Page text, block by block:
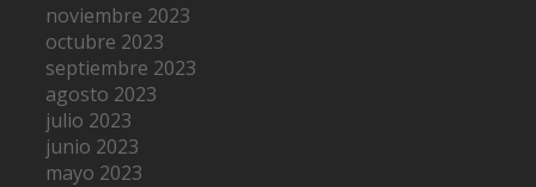
noviembre 2023
octubre 2023
septiembre 2023
agosto 2023
julio 2023
junio 2023
mayo 2023